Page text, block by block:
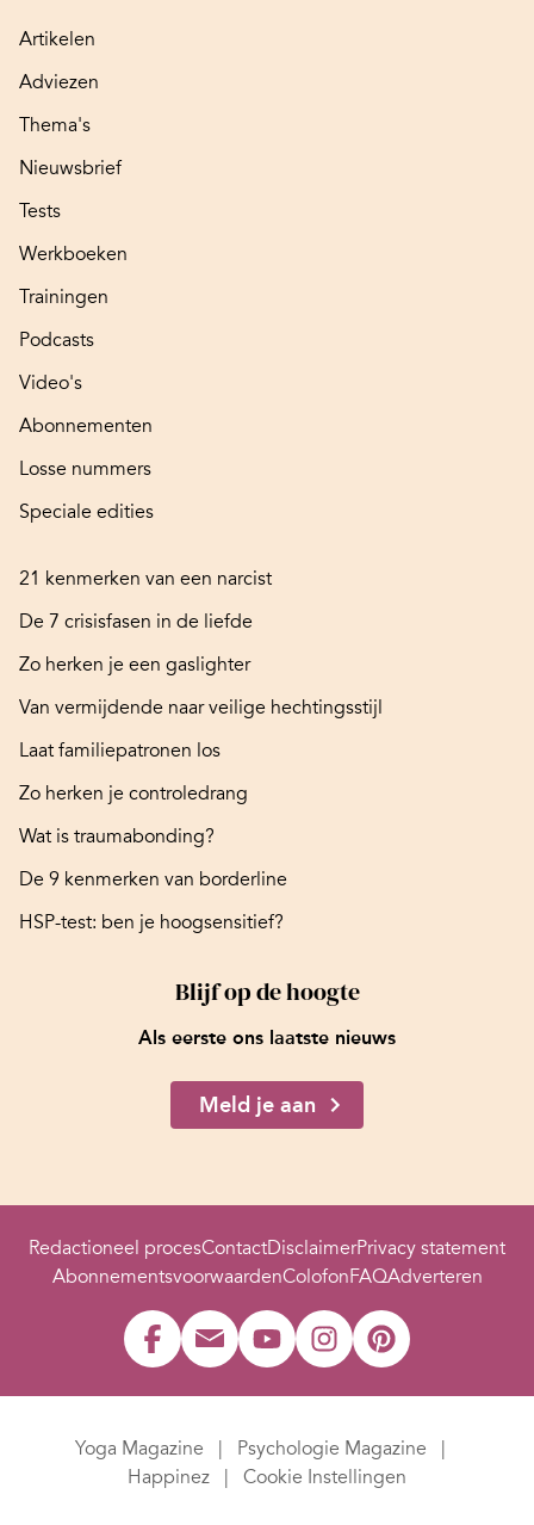
Artikelen
Adviezen
Thema's
Nieuwsbrief
Tests
Werkboeken
Trainingen
Podcasts
Video's
Abonnementen
Losse nummers
Speciale edities
21 kenmerken van een narcist
De 7 crisisfasen in de liefde
Zo herken je een gaslighter
Van vermijdende naar veilige hechtingsstijl
Laat familiepatronen los
Zo herken je controledrang
Wat is traumabonding?
De 9 kenmerken van borderline
HSP-test: ben je hoogsensitief?
Blijf op de hoogte
Als eerste ons laatste nieuws
Meld je aan
Redactioneel procesContactDisclaimerPrivacy statement
AbonnementsvoorwaardenColofonFAQAdverteren
Yoga Magazine
Psychologie Magazine
Happinez
Cookie Instellingen